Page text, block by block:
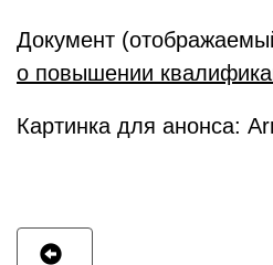
Документ
о повышении
Картинка для анонса: